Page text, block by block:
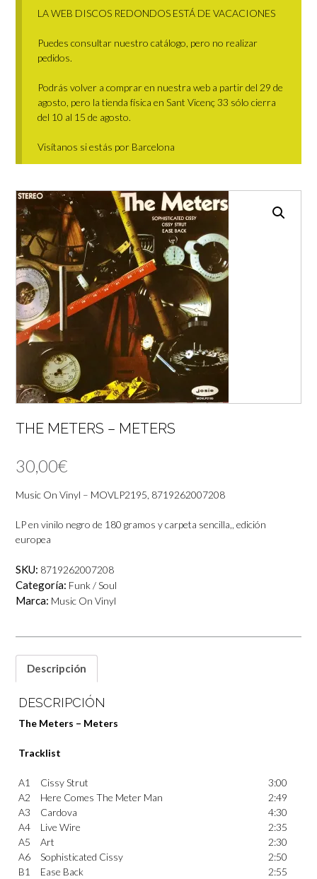
LA WEB DISCOS REDONDOS ESTÁ DE VACACIONES
Puedes consultar nuestro catálogo, pero no realizar
pedidos.
Podrás volver a comprar en nuestra web a partir del 29 de
agosto, pero la tienda física en Sant Vicenç 33 sólo cierra
del 10 al 15 de agosto.
Visítanos si estás por Barcelona
THE METERS – METERS
30,00€
Music On Vinyl – MOVLP2195, 8719262007208
LP en vinilo negro de 180 gramos y carpeta sencilla,, edición
europea
SKU: 8719262007208
Categoría: Funk / Soul
Marca: Music On Vinyl
Descripción
DESCRIPCIÓN
The Meters – Meters
Tracklist
A1 Cissy Strut
3:00
A2
Here Comes The Meter Man
2:49
A3
Cardova
4:30
A4
Live Wire
2:35
A5
Art
2:30
A6
Sophisticated Cissy
2:50
B1
Ease Back
2:55